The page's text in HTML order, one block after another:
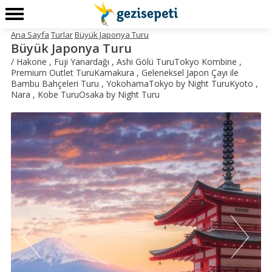
Ana Sayfa TurlarBüyük Japonya Turu
Büyük Japonya Turu
/ Hakone , Fuji Yanardağı , Ashi Gölü TuruTokyo Kombine ,
Premium Outlet TuruKamakura , Geleneksel Japon Çayı ile
Bambu Bahçeleri Turu , YokohamaTokyo by Night TuruKyoto ,
Nara , Kobe TuruOsaka by Night Turu